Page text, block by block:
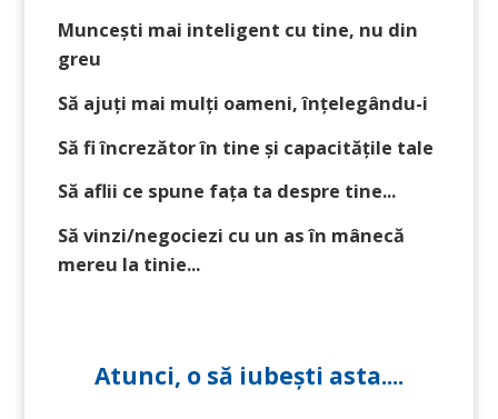
Muncești mai inteligent cu tine, nu din
greu
Să ajuți mai mulți oameni, înțelegându-i
Să fi încrezător în tine și capacitățile tale
Să aflii ce spune fața ta despre tine...
Să vinzi/negociezi cu un as în mânecă
mereu la tinie...
Atunci, o să iubești asta....